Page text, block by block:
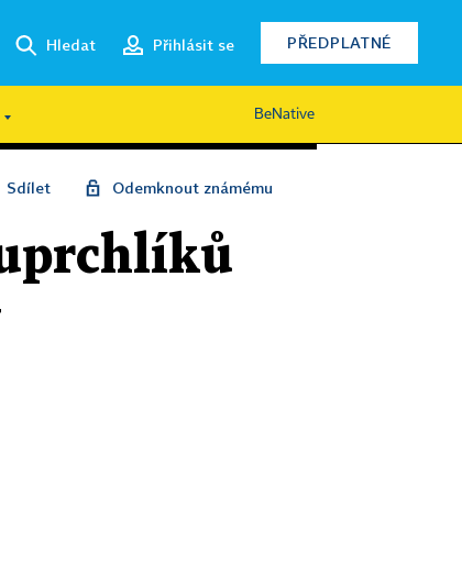
Hledat Přihlásit se PŘEDPLATNÉ
BeNative
Sdílet Odemknout známému